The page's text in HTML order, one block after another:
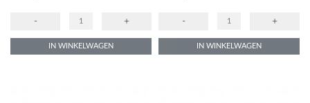
- +
IN WINKELWAGEN
- +
IN WINKELWAGEN